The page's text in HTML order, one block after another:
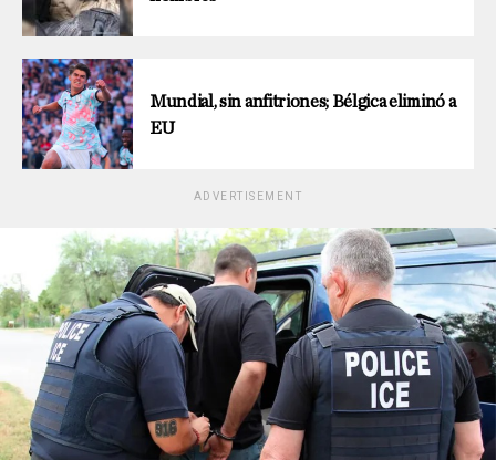
Mundial, sin anfitriones; Bélgica eliminó a
EU
ADVERTISEMENT